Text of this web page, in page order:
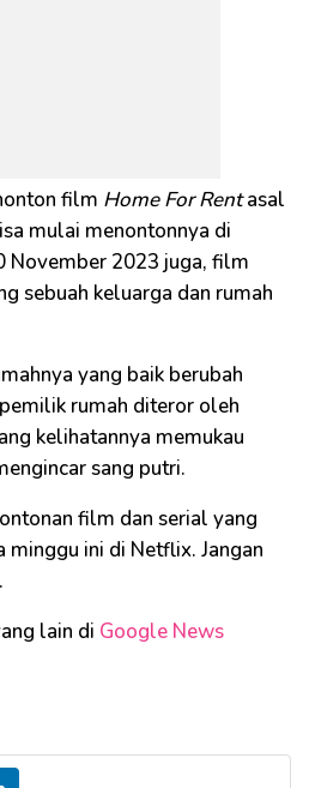
film Home For Rentasal
mulai menontonnya di
November 2023 juga, film
sebuah keluarga dan rumah
yang baik berubah
rumah diteror oleh
kelihatannya memukau
sang putri.
film dan serial yang
minggu ini di Netflix. Jangan
lain di Google News